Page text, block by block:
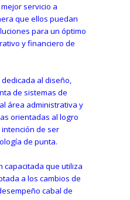
servicio a
que ellos puedan
para un óptimo
y financiero de
al diseño,
de sistemas de
área administrativa y
orientadas al logro
de ser
de punta.
capacitada que utiliza
a los cambios de
cabal de